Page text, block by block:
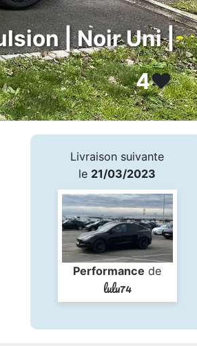
| Noir Uni |
4❤️
Livraison suivante
le 21/03/2023
Performance de
lulu74